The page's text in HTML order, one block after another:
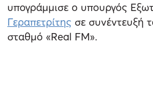
υπογράμμισε ο υπουργός
Γεραπετρίτης σε συνέντευξή
σταθμό «Real FM».